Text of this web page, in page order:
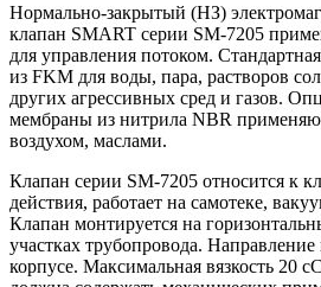
Нормально-закрытый (НЗ)
клапан SMART серии SM-7205
для управления потоком.
из FKM для воды, пара, растворов
других агрессивных сред и газов.
мембраны из нитрила NBR
воздухом, маслами.
Клапан серии SM-7205 относится
действия, работает на самотеке,
Клапан монтируется на
участках трубопровода. Направление
корпусе. Максимальная вязкость 20